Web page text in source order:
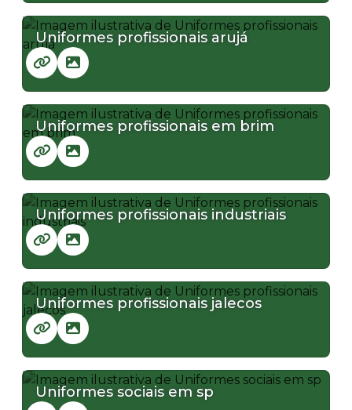
Uniformes profissionais arujá
Uniformes profissionais em brim
Uniformes profissionais industriais
Uniformes profissionais jalecos
Uniformes sociais em sp